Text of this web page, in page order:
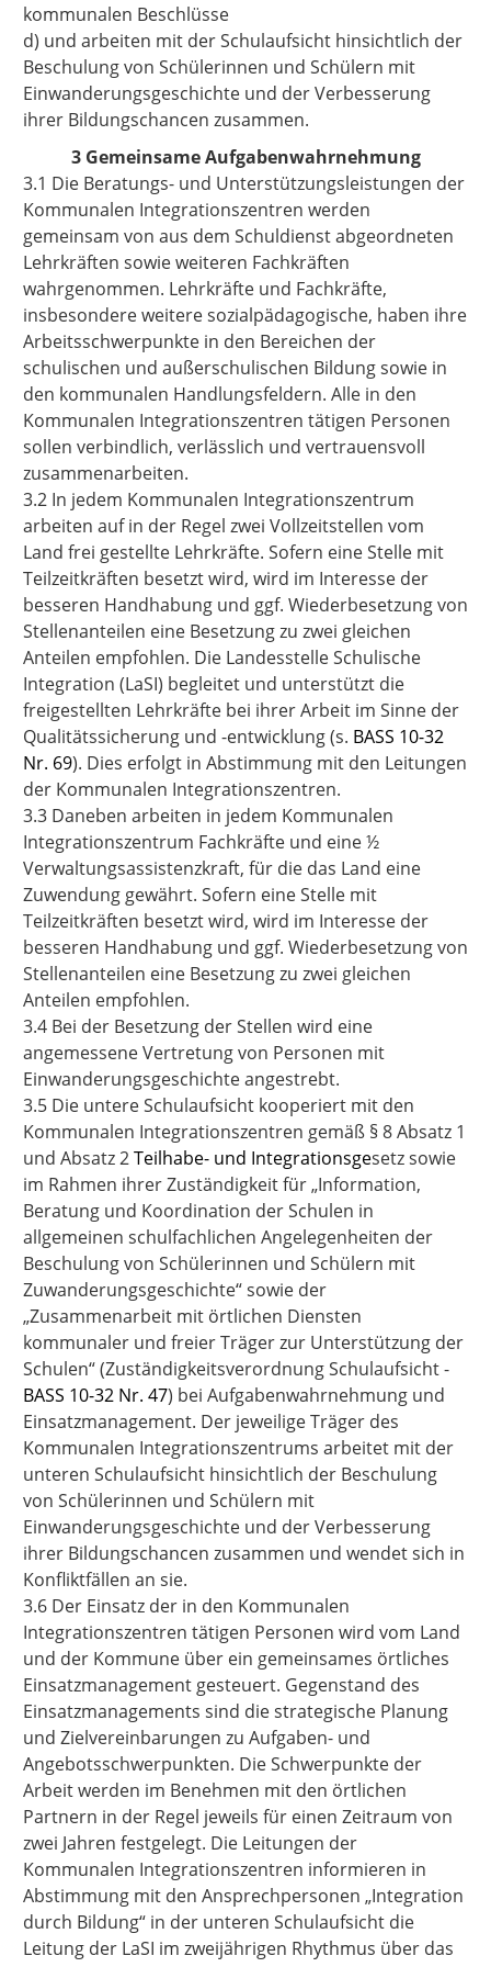
kommunalen Beschlüsse
d) und arbeiten mit der Schulaufsicht hinsichtlich der
Beschulung von Schülerinnen und Schülern mit
Einwanderungsgeschichte und der Verbesserung
ihrer Bildungschancen zusammen.
3 Gemeinsame Aufgabenwahrnehmung
3.1 Die Beratungs- und Unterstützungsleistungen der
Kommunalen Integrationszentren werden
gemeinsam von aus dem Schuldienst abgeordneten
Lehrkräften sowie weiteren Fachkräften
wahrgenommen. Lehrkräfte und Fachkräfte,
insbesondere weitere sozialpädagogische, haben ihre
Arbeitsschwerpunkte in den Bereichen der
schulischen und außerschulischen Bildung sowie in
den kommunalen Handlungsfeldern. Alle in den
Kommunalen Integrationszentren tätigen Personen
sollen verbindlich, verlässlich und vertrauensvoll
zusammenarbeiten.
3.2 In jedem Kommunalen Integrationszentrum
arbeiten auf in der Regel zwei Vollzeitstellen vom
Land frei gestellte Lehrkräfte. Sofern eine Stelle mit
Teilzeitkräften besetzt wird, wird im Interesse der
besseren Handhabung und ggf. Wiederbesetzung von
Stellenanteilen eine Besetzung zu zwei gleichen
Anteilen empfohlen. Die Landesstelle Schulische
Integration (LaSI) begleitet und unterstützt die
freigestellten Lehrkräfte bei ihrer Arbeit im Sinne der
Qualitätssicherung und -entwicklung (s. BASS 10-32
Nr. 69). Dies erfolgt in Abstimmung mit den Leitungen
der Kommunalen Integrationszentren.
3.3 Daneben arbeiten in jedem Kommunalen
Integrationszentrum Fachkräfte und eine ½
Verwaltungsassistenzkraft, für die das Land eine
Zuwendung gewährt. Sofern eine Stelle mit
Teilzeitkräften besetzt wird, wird im Interesse der
besseren Handhabung und ggf. Wiederbesetzung von
Stellenanteilen eine Besetzung zu zwei gleichen
Anteilen empfohlen.
3.4 Bei der Besetzung der Stellen wird eine
angemessene Vertretung von Personen mit
Einwanderungsgeschichteangestrebt.
3.5 Die untere Schulaufsicht kooperiert mit den
Kommunalen Integrationszentren gemäß § 8 Absatz 1
und Absatz 2Teilhabe- und Integrationsgesetzsowie
im Rahmen ihrer Zuständigkeit für „Information,
Beratung und Koordination der Schulen in
allgemeinen schulfachlichen Angelegenheiten der
Beschulung von Schülerinnen und Schülern mit
Zuwanderungsgeschichte“ sowie der
„Zusammenarbeit mit örtlichen Diensten
kommunaler und freier Träger zur Unterstützung der
Schulen“ (Zuständigkeitsverordnung Schulaufsicht -
BASS 10-32 Nr. 47) bei Aufgabenwahrnehmung und
Einsatzmanagement. Der jeweilige Träger des
Kommunalen Integrationszentrums arbeitet mit der
unteren Schulaufsicht hinsichtlich der Beschulung
von Schülerinnen und Schülern mit
Einwanderungsgeschichte und der Verbesserung
ihrer Bildungschancen zusammen und wendet sich in
Konfliktfällen an sie.
3.6 Der Einsatz der in den Kommunalen
Integrationszentren tätigen Personen wird vom Land
und der Kommune über ein gemeinsames örtliches
Einsatzmanagement gesteuert. Gegenstand des
Einsatzmanagements sind die strategische Planung
und Zielvereinbarungen zu Aufgaben- und
Angebotsschwerpunkten. Die Schwerpunkte der
Arbeit werden im Benehmen mit den örtlichen
Partnern in der Regel jeweils für einen Zeitraum von
zwei Jahren festgelegt. Die Leitungen der
Kommunalen Integrationszentren informieren in
Abstimmung mit den Ansprechpersonen „Integration
durch Bildung“ in der unteren Schulaufsicht die
Leitung der LaSI im zweijährigen Rhythmus über das